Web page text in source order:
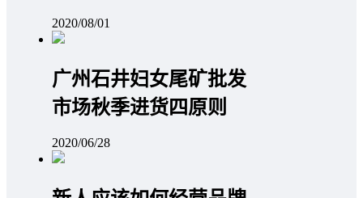
2020/08/01
广州石井妇女尾矿批发
市场秋季进货四原则
2020/06/28